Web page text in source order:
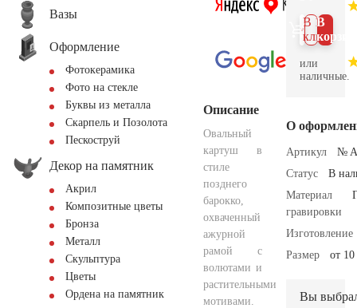
Вазы
Оформление
Фотокерамика
Фото на стекле
Буквы из металла
Скарпель и Позолота
Пескоструй
Декор на памятник
Акрил
Композитные цветы
Бронза
Металл
Скульптура
Цветы
Ордена на памятник
Описание
Овальный
картуш в
стиле
позднего
барокко,
охваченный
ажурной
рамой с
волютами и
растительными
мотивами.
В
В 1
клик
или
наличные.
О
Артикул
№
Статус
В
Материал
гравировки
Изготовление
Размер
от
Вы